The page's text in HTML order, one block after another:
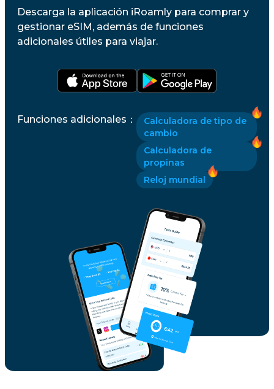
Descarga la aplicación iRoamly para comprar y
gestionar eSIM, además de funciones
adicionales útiles para viajar.
Funciones adicionales ：
Calculadora de tipo de
cambio
Calculadora de
propinas
Reloj mundial